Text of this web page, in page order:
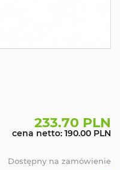
233.70 PLN
cena netto: 190.00 PLN
Dostępny na zamówienie